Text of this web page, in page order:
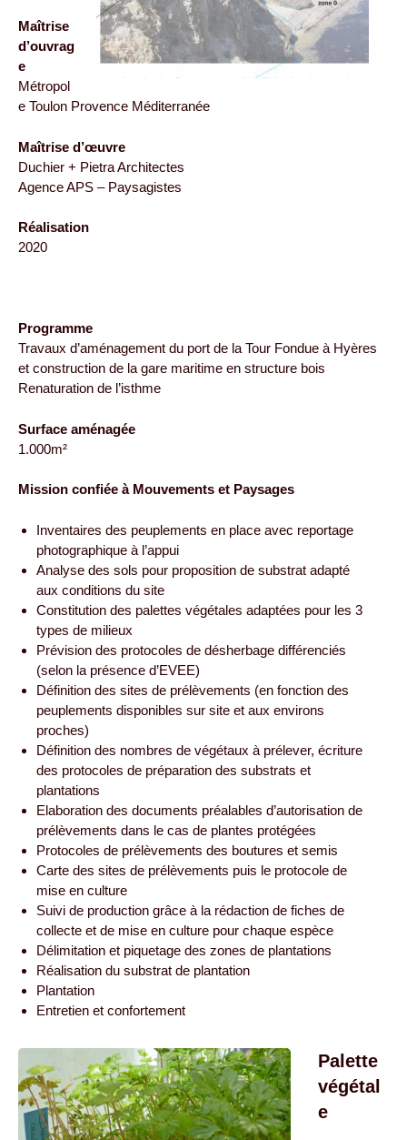
Maîtrise
d’ouvrag
e
Métropol
e Toulon Provence Méditerranée
Maîtrise d’œuvre
Duchier + Pietra Architectes
Agence APS – Paysagistes
Réalisation
2020
Programme
Travaux d’aménagement du port de la Tour Fondue à Hyères
et construction de la gare maritime en structure bois
Renaturation de l’isthme
Surface aménagée
1.000m²
Mission confiée à Mouvements et Paysages
Inventaires des peuplements en place avec reportage
photographique à l’appui
Analyse des sols pour proposition de substrat adapté
aux conditions du site
Constitution des palettes végétales adaptées pour les 3
types de milieux
Prévision des protocoles de désherbage différenciés
(selon la présence d’EVEE)
Définition des sites de prélèvements (en fonction des
peuplements disponibles sur site et aux environs
proches)
Définition des nombres de végétaux à prélever, écriture
des protocoles de préparation des substrats et
plantations
Elaboration des documents préalables d’autorisation de
prélèvements dans le cas de plantes protégées
Protocoles de prélèvements des boutures et semis
Carte des sites de prélèvements puis le protocole de
mise en culture
Suivi de production grâce à la rédaction de fiches de
collecte et de mise en culture pour chaque espèce
Délimitation et piquetage des zones de plantations
Réalisation du substrat de plantation
Plantation
Entretien et confortement
Palette
végétal
e